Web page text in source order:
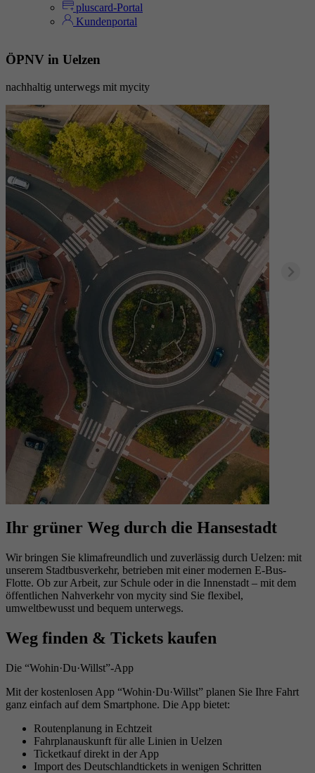
pluscard-Portal
Kundenportal
ÖPNV in Uelzen
nachhaltig unterwegs mit mycity
Ihr grüner Weg durch die Hansestadt
Wir bringen Sie klimafreundlich und zuverlässig durch Uelzen: mit
unserem Stadtbusverkehr, betrieben mit einer modernen E-Bus-
Flotte. Ob zur Arbeit, zur Schule oder in die Innenstadt – mit dem
öffentlichen Nahverkehr von mycity sind Sie flexibel,
umweltbewusst und bequem unterwegs.
Weg finden & Tickets kaufen
Die “Wohin·Du·Willst”-App
Mit der kostenlosen App “Wohin·Du·Willst” planen Sie Ihre Fahrt
ganz einfach auf dem Smartphone. Die App bietet:
Routenplanung in Echtzeit
Fahrplanauskunft für alle Linien in Uelzen
Ticketkauf direkt in der App
Import des Deutschlandtickets in wenigen Schritten